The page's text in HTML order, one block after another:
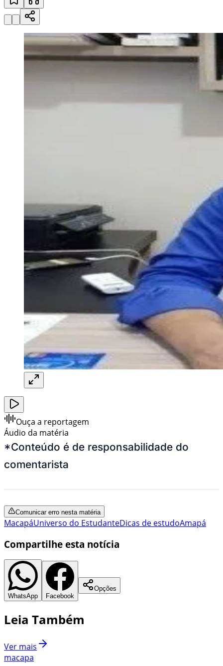
Ouça a reportagem
Áudio da matéria
*Conteúdo é de responsabilidade do
comentarista
Comunicar erro nesta matéria
MacapáUniverso do EstudanteDicas de estudoAmapá
Compartilhe esta notícia
WhatsApp Facebook
Opções
Leia Também
Ver mais
macapa